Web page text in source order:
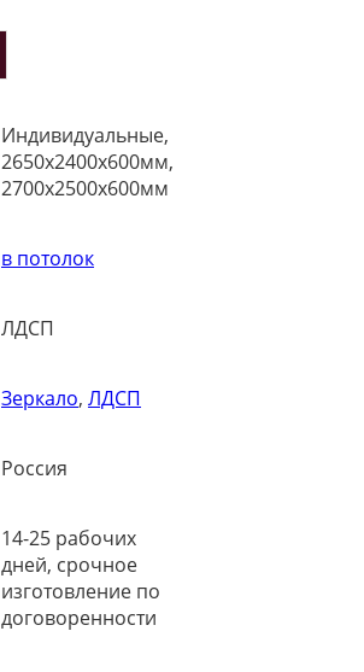
Индивидуальные,
2650х2400х600мм,
2700х2500х600мм
в потолок
ЛДСП
Зеркало, ЛДСП
Россия
14-25 рабочих
дней, срочное
изготовление по
договоренности